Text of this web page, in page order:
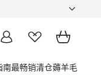
南最畅销清仓薅羊毛